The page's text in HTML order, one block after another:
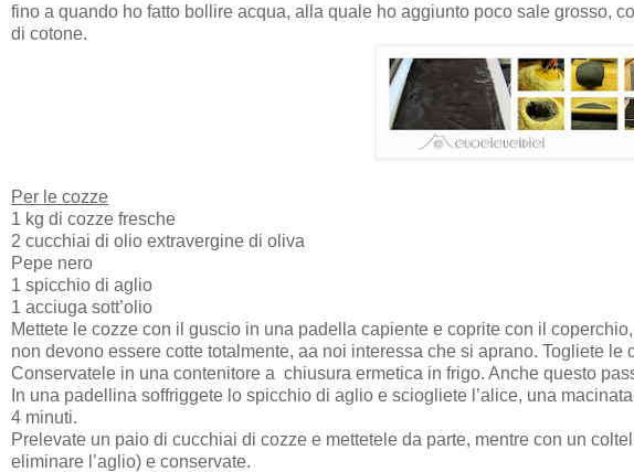
fino a quando ho fatto bollire acqua, alla quale ho aggiunto poco sale grosso,
di cotone.
Per le cozze
1 kg di cozze fresche
2 cucchiai di olio extravergine di oliva
Pepe nero
1 spicchio di aglio
1 acciuga sott’olio
Mettete le cozze con il guscio in una padella capiente e coprite con il
non devono essere cotte totalmente, aa noi interessa che si aprano. Togliete
Conservatele in una contenitore a chiusura ermetica in frigo. Anche questo
In una padellina soffriggete lo spicchio di aglio e sciogliete l’alice, una
4 minuti.
Prelevate un paio di cucchiai di cozze e mettetele da parte, mentre con un
eliminare l’aglio) e conservate.